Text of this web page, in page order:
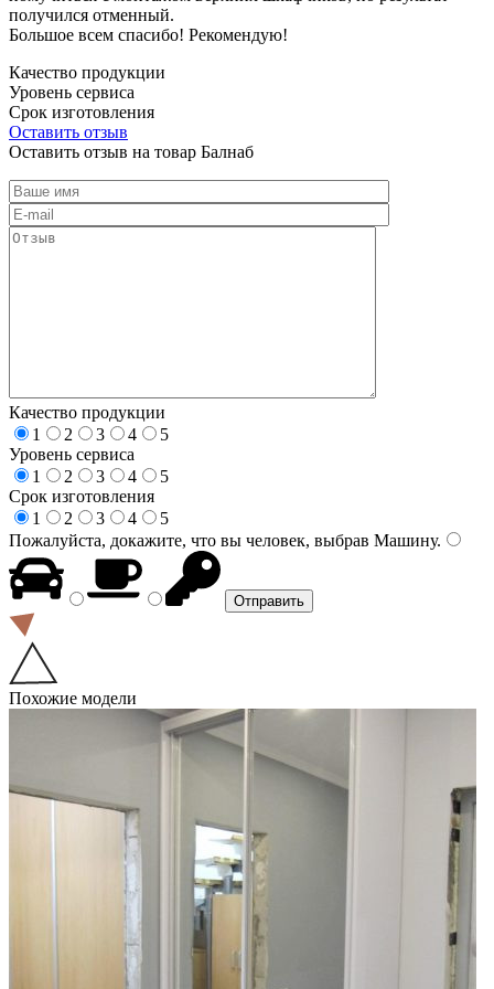
получился отменный.
Большое всем спасибо! Рекомендую!
Качество продукции
Уровень сервиса
Срок изготовления
Оставить отзыв
Оставить отзыв на товар Балнаб
Качество продукции
1
2 3 4
5
Уровень сервиса
1
2 3 4
5
Срок изготовления
1
2 3 4
5
Пожалуйста, докажите, что вы человек, выбрав Машину.
Похожие модели